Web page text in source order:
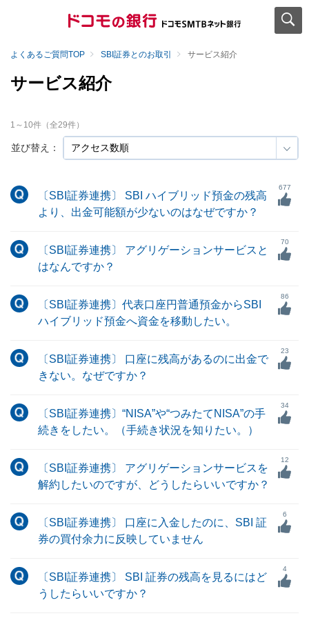
よくあるご質問TOP SBI証券とのお取引 サービス紹介
サービス紹介
並び替え：
1 ～ 10件（全29件）
〔SBI証券連携〕 SBI ハイブリッド預金の残高
より、出金可能額が少ないのはなぜですか？
677
〔SBI証券連携〕 アグリゲーションサービスと
はなんですか？
70
〔SBI証券連携〕代表口座円普通預金からSBI
ハイブリッド預金へ資金を移動したい。
86
〔SBI証券連携〕 口座に残高があるのに出金で
きない。なぜですか？
23
〔SBI証券連携〕“NISA”や“つみたてNISA”の手
続きをしたい。（手続き状況を知りたい。）
34
〔SBI証券連携〕 アグリゲーションサービスを
解約したいのですが、どうしたらいいですか？
12
〔SBI証券連携〕 口座に入金したのに、SBI 証
券の買付余力に反映していません
6
〔SBI証券連携〕 SBI 証券の残高を見るにはど
うしたらいいですか？
4